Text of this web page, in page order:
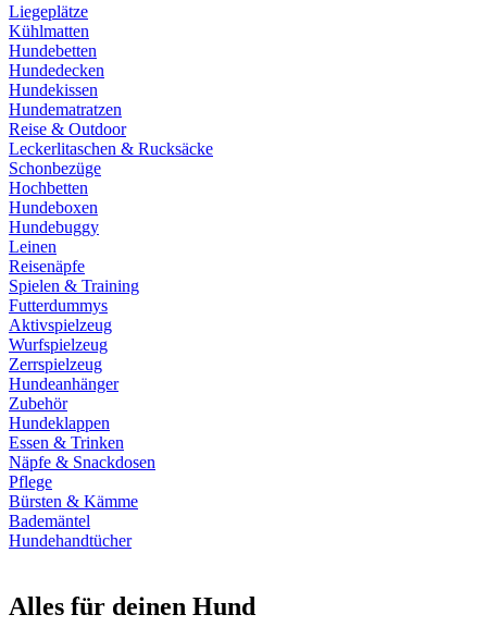
Liegeplätze
Kühlmatten
Hundebetten
Hundedecken
Hundekissen
Hundematratzen
Reise & Outdoor
Leckerlitaschen & Rucksäcke
Schonbezüge
Hochbetten
Hundeboxen
Hundebuggy
Leinen
Reisenäpfe
Spielen & Training
Futterdummys
Aktivspielzeug
Wurfspielzeug
Zerrspielzeug
Hundeanhänger
Zubehör
Hundeklappen
Essen & Trinken
Näpfe & Snackdosen
Pflege
Bürsten & Kämme
Bademäntel
Hundehandtücher
Alles für deinen Hund